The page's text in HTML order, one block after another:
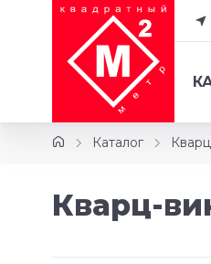
Каталог
Кварц-